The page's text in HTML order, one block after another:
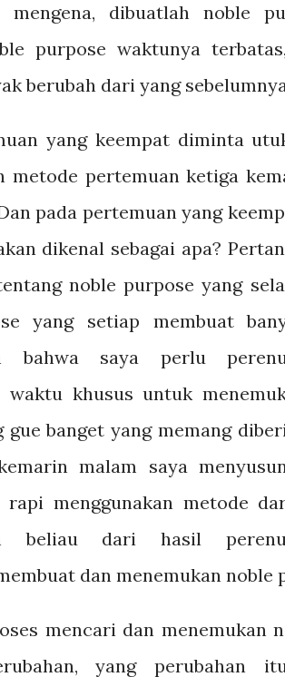
mengena, dibuatlah noble
purpose waktunya
berubah dari yang
yang keempat diminta
metode pertemuan ketiga
pada pertemuan yang
dikenal sebagai apa?
noble purpose yang
yang setiap membuat
bahwa saya perlu
waktu khusus untuk
gue banget yang memang
malam saya
rapi menggunakan metode
beliau dari hasil
dan menemukan noble
mencari dan menemukan
yang perubahan